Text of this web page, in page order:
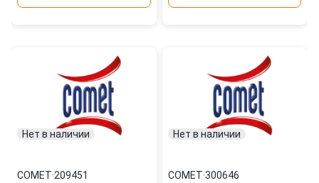
Нет в наличии
COMET·209451
Нет в наличии
COMET·300646